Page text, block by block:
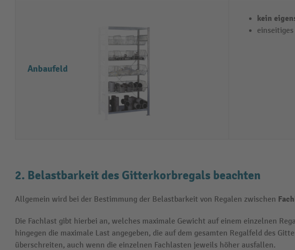
Anbaufeld
kein
2. Belastbarkeit des Gitterkorbregals beachten
Allgemein wird bei der Bestimmung der Belastbarkeit von Regalen zwischen
Die Fachlast gibt hierbei an, welches maximale Gewicht auf einem einzelnen
hingegen die maximale Last angegeben, die auf dem gesamten Regalfeld des
überschreiten, auch wenn die einzelnen Fachlasten jeweils höher ausfallen.